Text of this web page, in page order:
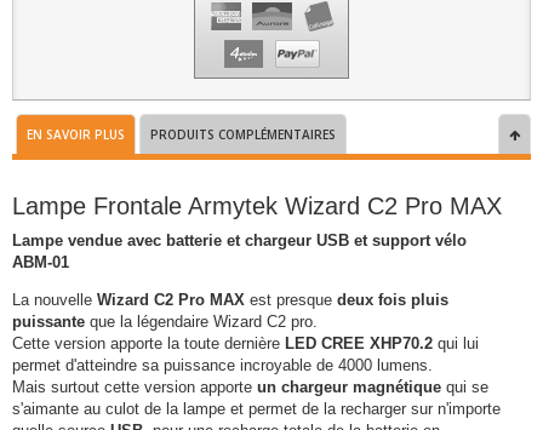
EN SAVOIR PLUS PRODUITS COMPLÉMENTAIRES
Lampe Frontale Armytek Wizard C2 Pro MAX
Lampe vendue avec batterie et chargeur USB et support vélo
ABM-01
La nouvelle Wizard C2 Pro MAX est presque deux fois pluis
puissante que la légendaire Wizard C2 pro.
Cette version apporte la toute dernière LED CREE XHP70.2 qui lui
permet d'atteindre sa puissance incroyable de 4000 lumens.
Mais surtout cette version apporte un chargeur magnétique qui se
s'aimante au culot de la lampe et permet de la recharger sur n'importe